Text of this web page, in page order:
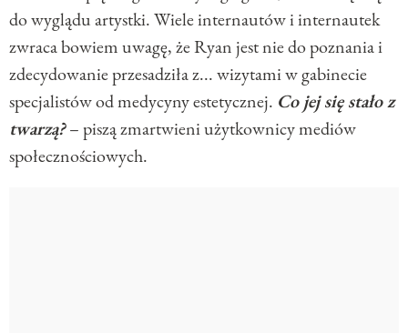
do wyglądu artystki. Wiele internautów i internautek
zwraca bowiem uwagę, że Ryan jest nie do poznania i
zdecydowanie przesadziła z... wizytami w gabinecie
specjalistów od medycyny estetycznej. Co jej się stało z
twarzą?– piszą zmartwieni użytkownicy mediów
społecznościowych.